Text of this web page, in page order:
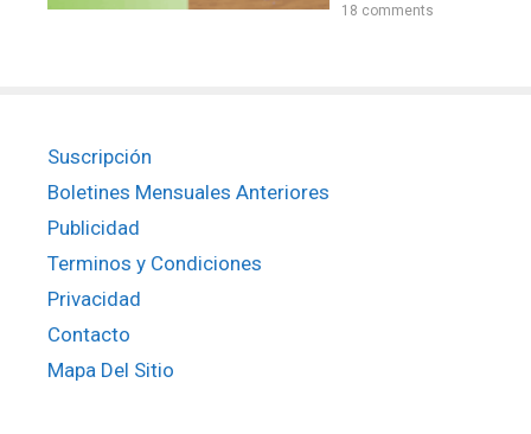
18 comments
Suscripción
Boletines Mensuales Anteriores
Publicidad
Terminos y Condiciones
Privacidad
Contacto
Mapa Del Sitio